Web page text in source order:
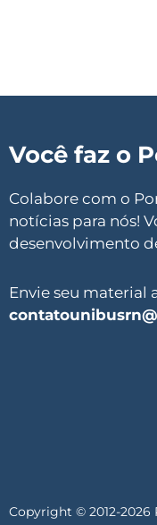
Você faz o
Colabore com o
notícias para nós!
desenvolvimento
Envie seu material
Copyright © 2012-2026